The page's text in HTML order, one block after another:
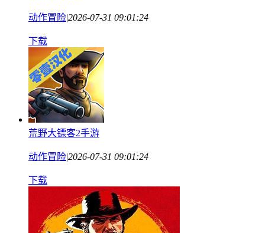
动作冒险2026-07-31 09:01:24
下载
荒野大镖客2手游
动作冒险2026-07-31 09:01:24
下载